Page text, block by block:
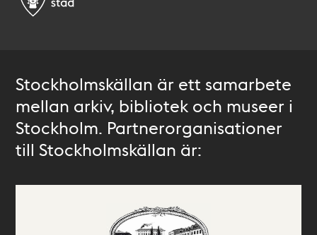
Stockholmskällan är ett samarbete
mellan arkiv, bibliotek och museer i
Stockholm. Partnerorganisationer
till Stockholmskällan är: